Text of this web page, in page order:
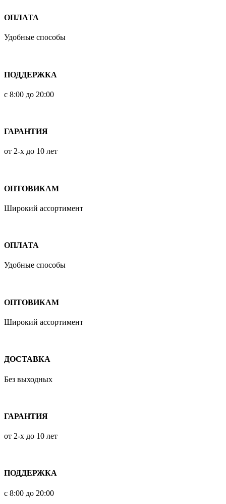
ОПЛАТА
Удобные способы
ПОДДЕРЖКА
с 8:00 до 20:00
ГАРАНТИЯ
от 2-х до 10 лет
ОПТОВИКАМ
Широкий ассортимент
ОПЛАТА
Удобные способы
ОПТОВИКАМ
Широкий ассортимент
ДОСТАВКА
Без выходных
ГАРАНТИЯ
от 2-х до 10 лет
ПОДДЕРЖКА
с 8:00 до 20:00